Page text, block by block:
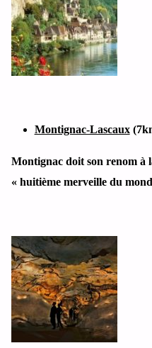
Montignac-Lascaux
Montignac doit son renom à
« huitième merveille du